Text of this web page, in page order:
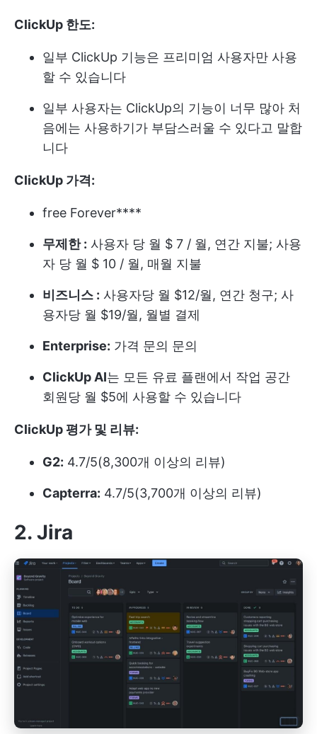
ClickUp 한도:
일부 ClickUp 기능은 프리미엄 사용자만 사용
할 수 있습니다
일부 사용자는 ClickUp의 기능이 너무 많아 처
음에는 사용하기가 부담스러울 수 있다고 말합
니다
ClickUp 가격:
free Forever****
무제한 : 사용자 당 월 $ 7 / 월, 연간 지불; 사용
자 당 월 $ 10 / 월, 매월 지불
비즈니스 : 사용자당 월 $12/월, 연간 청구; 사
용자당 월 $19/월, 월별 결제
Enterprise: 가격 문의 문의
ClickUp AI는 모든 유료 플랜에서 작업 공간
회원당 월 $5에 사용할 수 있습니다
ClickUp 평가 및 리뷰:
G2: 4.7/5(8,300개 이상의 리뷰)
Capterra: 4.7/5(3,700개 이상의 리뷰)
2. Jira